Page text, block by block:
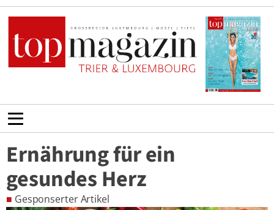
Ernährung für ein
gesundes Herz
■ Gesponserter Artikel